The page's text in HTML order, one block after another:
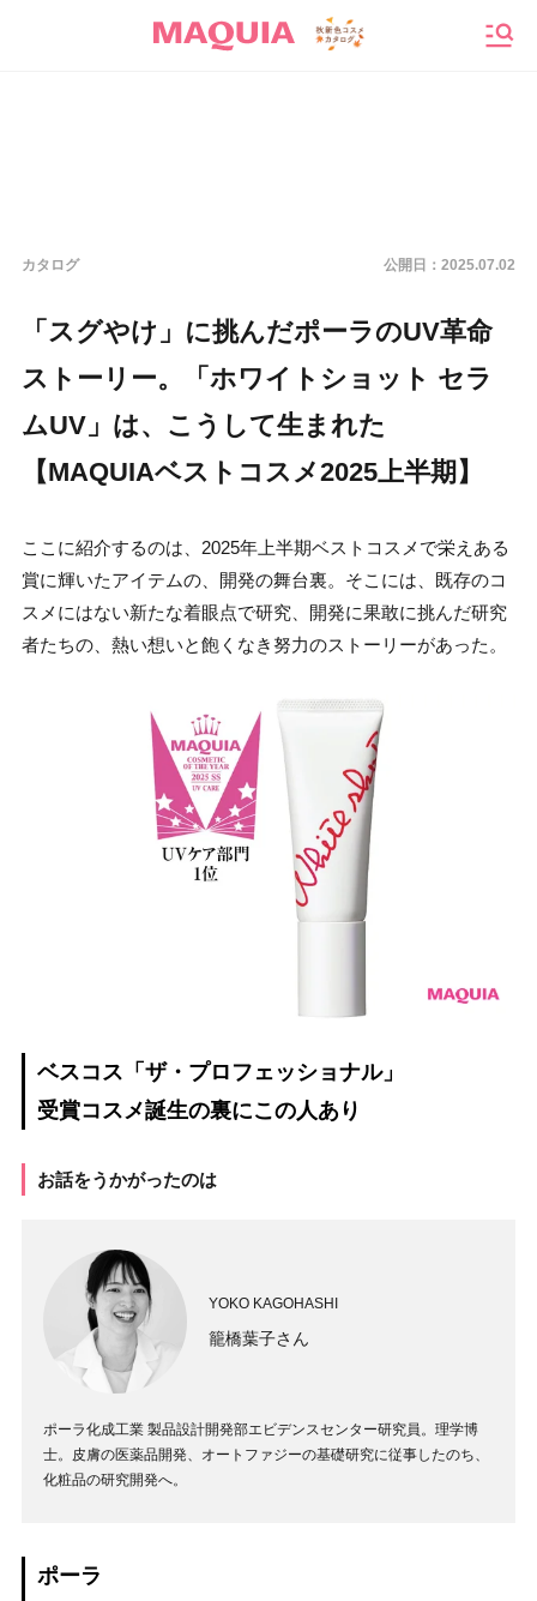
カタログ 公開日： 2025.07.02
「スグやけ」に挑んだポーラのUV革命
ストーリー。「ホワイトショット セラ
ムUV」は、こうして生まれた
【MAQUIAベストコスメ2025上半期】
ここに紹介するのは、2025年上半期ベストコスメで栄えある
賞に輝いたアイテムの、開発の舞台裏。そこには、既存のコ
スメにはない新たな着眼点で研究、開発に果敢に挑んだ研究
者たちの、熱い想いと飽くなき努力のストーリーがあった。
ベスコス「ザ・プロフェッショナル」
受賞コスメ誕生の裏にこの人あり
お話をうかがったのは
YOKO KAGOHASHI
籠橋葉子さん
ポーラ化成工業 製品設計開発部エビデンスセンター研究員。理学博
士。皮膚の医薬品開発、オートファジーの基礎研究に従事したのち、
化粧品の研究開発へ。
ポーラ